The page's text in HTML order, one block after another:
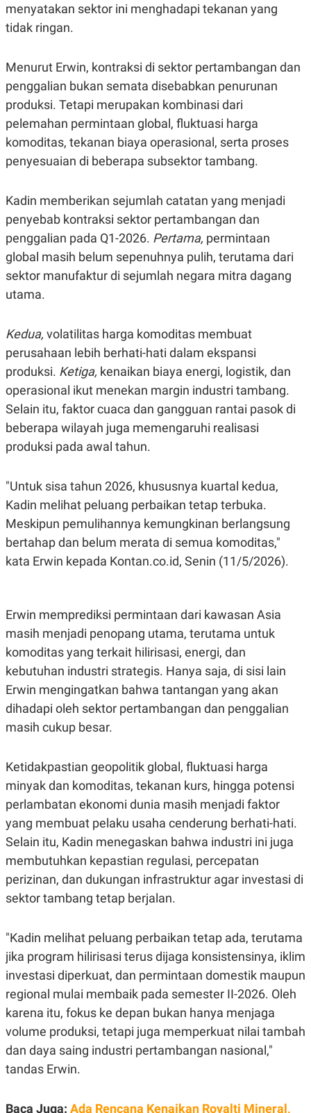
G
A
N
C
T
A
K
R
J
A
I
E
N
E
P
P
A
D
E
I
S
I
G
K
G
M
E
D
.
D
SITEMAPPROFILETERM
OF
USE
PEDOMAN
PRIVACY
POLICY
menyatakan sektor ini menghadapi tekanan yang
tidak ringan.
Menurut Erwin, kontraksi di sektor pertambangan dan
penggalian bukan semata disebabkan penurunan
produksi. Tetapi merupakan kombinasi dari
pelemahan permintaan global, fluktuasi harga
komoditas, tekanan biaya operasional, serta proses
penyesuaian di beberapa subsektor tambang.
Kadin memberikan sejumlah catatan yang menjadi
penyebab kontraksi sektor pertambangan dan
penggalian pada Q1-2026. Pertama, permintaan
global masih belum sepenuhnya pulih, terutama dari
sektor manufaktur di sejumlah negara mitra dagang
utama.
Kedua, volatilitas harga komoditas membuat
perusahaan lebih berhati-hati dalam ekspansi
produksi. Ketiga, kenaikan biaya energi, logistik, dan
operasional ikut menekan margin industri tambang.
Selain itu, faktor cuaca dan gangguan rantai pasok di
beberapa wilayah juga memengaruhi realisasi
produksi pada awal tahun.
"Untuk sisa tahun 2026, khususnya kuartal kedua,
Kadin melihat peluang perbaikan tetap terbuka.
Meskipun pemulihannya kemungkinan berlangsung
bertahap dan belum merata di semua komoditas,"
kata Erwin kepada Kontan.co.id, Senin (11/5/2026).
Erwin memprediksi permintaan dari kawasan Asia
masih menjadi penopang utama, terutama untuk
komoditas yang terkait hilirisasi, energi, dan
kebutuhan industri strategis. Hanya saja, di sisi lain
Erwin mengingatkan bahwa tantangan yang akan
dihadapi oleh sektor pertambangan dan penggalian
masih cukup besar.
Ketidakpastian geopolitik global, fluktuasi harga
minyak dan komoditas, tekanan kurs, hingga potensi
perlambatan ekonomi dunia masih menjadi faktor
yang membuat pelaku usaha cenderung berhati-hati.
Selain itu, Kadin menegaskan bahwa industri ini juga
membutuhkan kepastian regulasi, percepatan
perizinan, dan dukungan infrastruktur agar investasi di
sektor tambang tetap berjalan.
"Kadin melihat peluang perbaikan tetap ada, terutama
jika program hilirisasi terus dijaga konsistensinya, iklim
investasi diperkuat, dan permintaan domestik maupun
regional mulai membaik pada semester II-2026. Oleh
karena itu, fokus ke depan bukan hanya menjaga
volume produksi, tetapi juga memperkuat nilai tambah
dan daya saing industri pertambangan nasional,"
tandas Erwin.
Baca Juga: Ada Rencana Kenaikan Royalti Mineral,